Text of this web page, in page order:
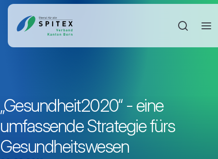
„Gesundheit2020“ - eine
umfassende Strategie fürs
Gesundheitswesen